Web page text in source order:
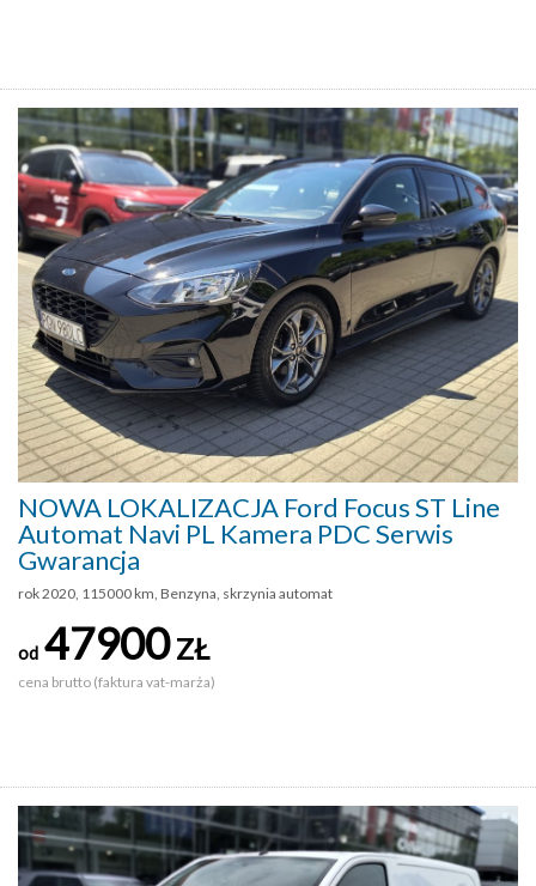
NOWA LOKALIZACJA Ford Focus ST Line
Automat Navi PL Kamera PDC Serwis
Gwarancja
rok 2020, 115000 km, Benzyna, skrzynia automat
od 47900ZŁ
cena brutto (faktura vat-marża)